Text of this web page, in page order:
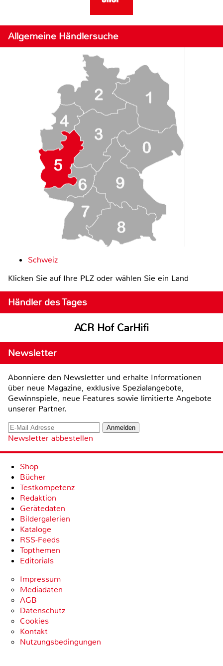
Allgemeine Händlersuche
Schweiz
Klicken Sie auf Ihre PLZ oder wählen Sie ein Land
Händler des Tages
ACR Hof CarHifi
Newsletter
Abonniere den Newsletter und erhalte Informationen
über neue Magazine, exklusive Spezialangebote,
Gewinnspiele, neue Features sowie limitierte Angebote
unserer Partner.
Newsletter abbestellen
Shop
Bücher
Testkompetenz
Redaktion
Gerätedaten
Bildergalerien
Kataloge
RSS-Feeds
Topthemen
Editorials
Impressum
Mediadaten
AGB
Datenschutz
Cookies
Kontakt
Nutzungsbedingungen